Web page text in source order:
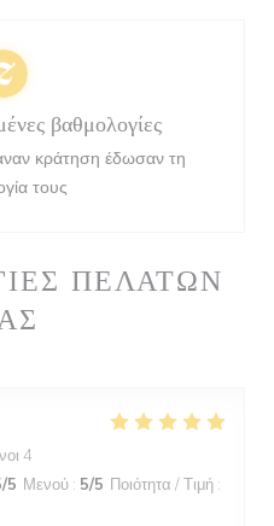
ΠΕΛΑΤΏΝ
4
/5 Μενού : 5/5 Ποιότητα / Τιμή :
βαθμολογίες
κράτηση έδωσαν τη
τους